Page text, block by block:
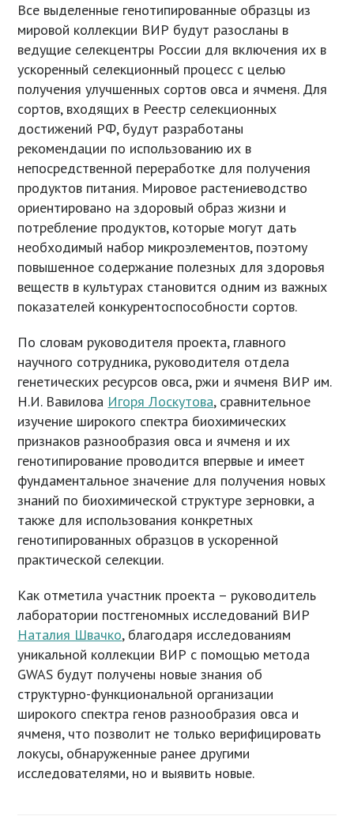
Все выделенные генотипированные образцы из
мировой коллекции ВИР будут разосланы в
ведущие селекцентры России для включения их в
ускоренный селекционный процесс с целью
получения улучшенных сортов овса и ячменя. Для
сортов, входящих в Реестр селекционных
достижений РФ, будут разработаны
рекомендации по использованию их в
непосредственной переработке для получения
продуктов питания. Мировое растениеводство
ориентировано на здоровый образ жизни и
потребление продуктов, которые могут дать
необходимый набор микроэлементов, поэтому
повышенное содержание полезных для здоровья
веществ в культурах становится одним из важных
показателей конкурентоспособности сортов.
По словам руководителя проекта, главного
научного сотрудника, руководителя отдела
генетических ресурсов овса, ржи и ячменя ВИР им.
Н.И. Вавилова Игоря Лоскутова, сравнительное
изучение широкого спектра биохимических
признаков разнообразия овса и ячменя и их
генотипирование проводится впервые и имеет
фундаментальное значение для получения новых
знаний по биохимической структуре зерновки, а
также для использования конкретных
генотипированных образцов в ускоренной
практической селекции.
Как отметила участник проекта – руководитель
лаборатории постгеномных исследований ВИР
Наталия Швачко, благодаря исследованиям
уникальной коллекции ВИР с помощью метода
GWAS будут получены новые знания об
структурно-функциональной организации
широкого спектра генов разнообразия овса и
ячменя, что позволит не только верифицировать
локусы, обнаруженные ранее другими
исследователями, но и выявить новые.